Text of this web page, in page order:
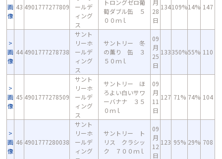
画
像
43 4901777277809
ールデ
ィング
ス
トロングゼロ葡
萄ダブル缶 ５
００ｍｌ
月
28
日
134109%14% 147
画
像
44 4901777278738
サント
リーホ
ールデ
ィング
ス
サントリー 冬
の薫り 缶 ３
５０ｍｌ
09
月
25
日
133350%55% 110
画
像
45 4901777278509
サント
リーホ
ールデ
ィング
ス
サントリー ほ
ろよい白いサワ
ーバナナ ３５
０ｍｌ
09
月
11
日
127 71% 74% 104
画
像
46 4901777280038
サント
リーホ
ールデ
ィング
サントリー ト
リス クラシッ
ク ７００ｍｌ
09
月
12
日
123 95% 29% 708